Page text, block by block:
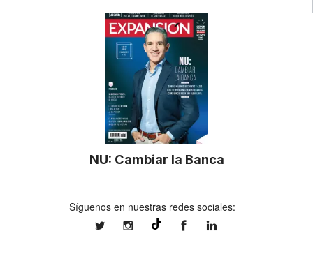
NU: Cambiar la Banca
Síguenos en nuestras redes sociales:
expansionmxexpansionmx ExpansionMex